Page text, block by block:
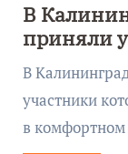
В
приняли
забеге
В
участники
в